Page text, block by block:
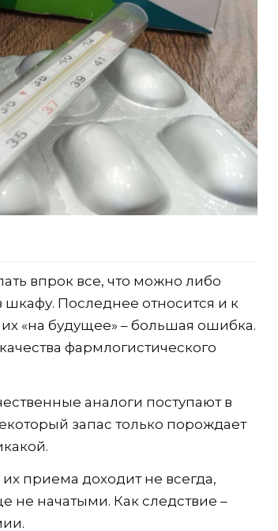
впрок все, что можно либо
Последнее относится и к
«на будущее» – большая ошибка.
фармлогистического
аналоги поступают в
запас только порождает
приема доходит не всегда,
не начатыми. Как следствие –